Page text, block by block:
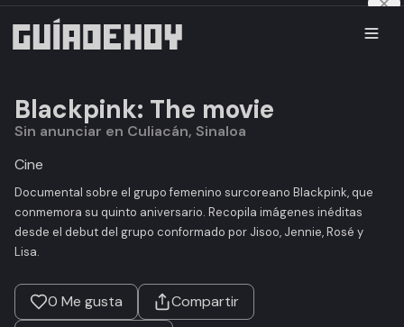
Blackpink: The movie
Sin anunciar en Culiacán, Sinaloa
Cine
Documental sobre el grupo femenino surcoreano Blackpink, que
conmemora su quinto aniversario. Recopila imágenes inéditas
desde el debut del grupo conformado por Jisoo, Jennie, Rosé y
Lisa.
0 Me gusta
Compartir